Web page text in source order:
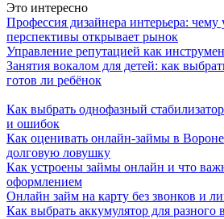
Это интересно
Профессия дизайнера интерьера: чему
перспективы открывает рынок
Управление репутацией как
Занятия вокалом для детей: как
готов ли ребёнок
Как выбрать однофазный
и ошибок
Как оценивать онлайн-займы в
долговую ловушку
Как устроены займы онлайн и что
оформлением
Онлайн займ на карту без звонков и
Как выбрать аккумулятор для разного